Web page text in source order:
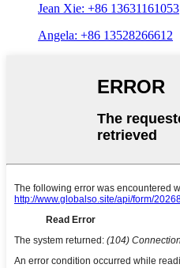
Jean Xie: +86 13631161053
Angela: +86 13528266612